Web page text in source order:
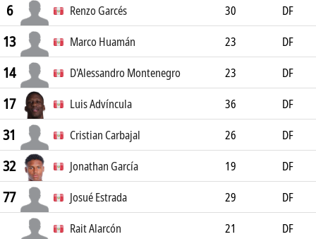
6 Renzo Garcés 30 DF
13 Marco Huamán 23 DF
14 D'Alessandro Montenegro 23 DF
17 Luis Advíncula 36 DF
31 Cristian Carbajal 26 DF
32 Jonathan García 19 DF
77 Josué Estrada 29
DF
Rait Alarcón
21 DF